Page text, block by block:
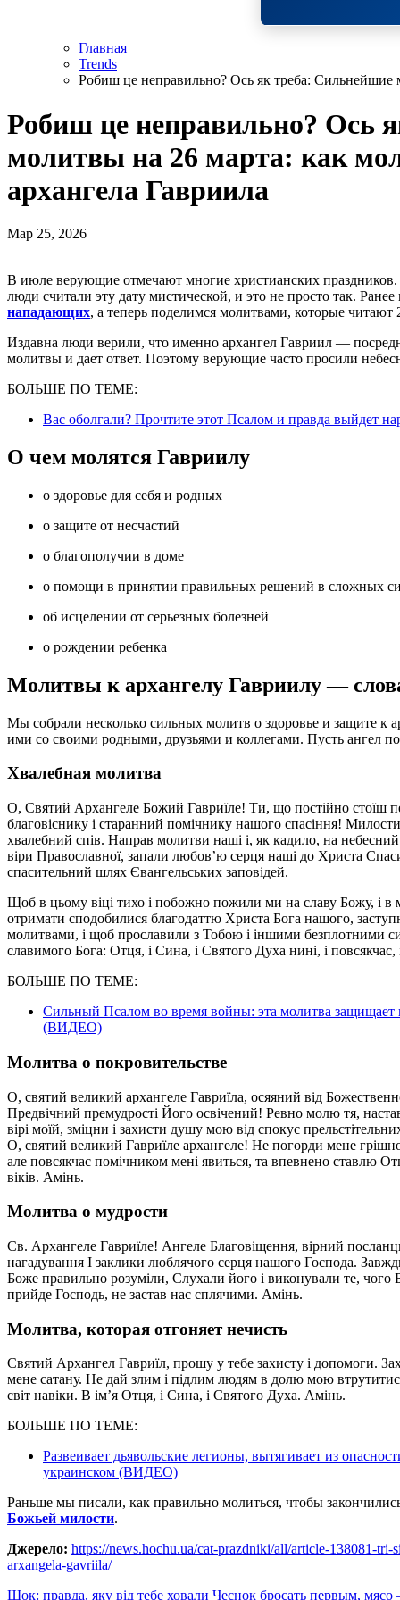
Главная
Trends
Робиш це неправильно? Ось як треба: Сильнейшие
Робиш це неправильно? Ось
молитвы на 26 марта: как
архангела Гавриила
Мар 25, 2026
В июле верующие отмечают многие христианских праздников. Один из них — Собор архангела Гавриила. Издавна
люди считали эту дату мистической, и это не просто так.
нападающих, а теперь поделимся молитвами, которые читают
Издавна люди верили, что именно архангел Гавриил —
молитвы и дает ответ. Поэтому верующие часто просили
БОЛЬШЕ ПО ТЕМЕ:
Вас оболгали? Прочтите этот Псалом и правда выйдет
О чем молятся Гавриилу
о здоровье для себя и родных
о защите от несчастий
о благополучии в доме
о помощи в принятии правильных решений в сложных
об исцелении от серьезных болезней
о рождении ребенка
Молитвы к архангелу Гавриилу —
Мы собрали несколько сильных молитв о здоровье и защите к
ими со своими родными, друзьями и коллегами. Пусть ангел
Хвалебная молитва
О, Святий Архангеле Божий Гавриїле! Ти, що постійно стоїш
благовіснику і старанний помічнику нашого спасіння!
хвалебний спів. Направ молитви наші і, як кадило, на
віри Православної, запали любов’ю серця наші до Христа
спасительний шлях Євангельських заповідей.
Щоб в цьому віці тихо і побожно пожили ми на славу Божу, і
отримати сподобилися благодаттю Христа Бога нашого,
молитвами, і щоб прославили з Тобою і іншими безплотними
славимого Бога: Отця, і Сина, і Святого Духа нині, і повсякчас,
БОЛЬШЕ ПО ТЕМЕ:
Сильный Псалом во время войны: эта молитва защищает
(ВИДЕО)
Молитва о покровительстве
О, святий великий архангеле Гавриїла, осяяний від
Предвічний премудрості Його освічений! Ревно молю тя,
вірі моїй, зміцни і захисти душу мою від спoкус
О, святий великий Гавриїле архангеле! Не погорди мене
але повсякчас помічником мені явиться, та впевнено ставлю
віків. Амінь.
Молитва о мудрости
Св. Архангеле Гавриїле! Ангеле Благовіщення, вірний
нагадування І заклики люблячого серця нашого Господа.
Боже правильно розуміли, Слухали його і виконували те,
прийде Господь, не застав нас сплячими. Амінь.
Молитва, которая отгоняет нечисть
Святий Архангел Гавриїл, прошу у тебе захисту і допомоги.
мене сатану. Не дай злим і підлим людям в долю мою
світ навіки. В ім’я Отця, і Сина, і Святого Духа. Амінь.
БОЛЬШЕ ПО ТЕМЕ:
Развеивает дьявольские легионы, вытягивает из
украинском (ВИДЕО)
Раньше мы писали, как правильно молиться, чтобы
Божьей милости.
Джерело: https://news.hochu.ua/cat-prazdniki/all/article-138081-
arxangela-gavriila/
Шок: правда, яку від тебе ховали Чеснок бросать первым,